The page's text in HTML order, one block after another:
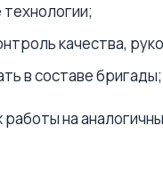
качества,
в составе бригады;
на